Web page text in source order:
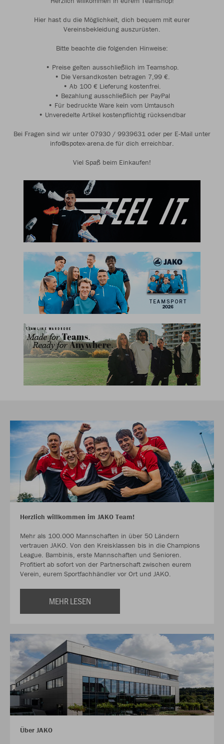
Hier hast du die Möglichkeit, dich bequem mit eurer
Vereinsbekleidung auszurüsten.
Bitte beachte die folgenden Hinweise:
• Preise gelten ausschließlich im Teamshop.
• Die Versandkosten betragen 7,99 €.
• Ab 100 € Lieferung kostenfrei.
• Bezahlung ausschließlich per PayPal
• Für bedruckte Ware kein vom Umtausch
• Unveredelte Artikel kostenpflichtig rücksendbar
Bei Fragen sind wir unter 07930 / 9939631 oder per E-Mail unter
info@spotex-arena.de für dich erreichbar.
Viel Spaß beim Einkaufen!
Herzlich willkommen im JAKO Team!
Mehr als 100.000 Mannschaften in über 50 Ländern
vertrauen JAKO. Von den Kreisklassen bis in die Champions
League. Bambinis, erste Mannschaften und Senioren.
Profitiert ab sofort von der Partnerschaft zwischen eurem
Verein, eurem Sportfachhändler vor Ort und JAKO.
MEHR LESEN
Über JAKO